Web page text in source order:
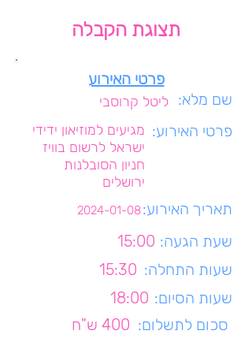
תצוגת הקבלה
פרטי האירוע
ליטל קרוסבי שם מלא:
מגיעים למוזיאון ידידי
ישראל לרשום בוויז
חניון הסובלנות
ירושלים
פרטי האירוע:
2024-01-08תאריך האירוע:
15:00 שעת הגעה:
15:30 שעות התחלה:
18:00 שעות הסיום:
400 ש"ח סכום לתשלום: